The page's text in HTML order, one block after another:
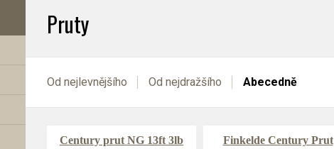
Pruty
Od nejlevnějšího Od nejdražšího Abecedně
Century prut NG 13ft 3lb
Finkelde Century Prut